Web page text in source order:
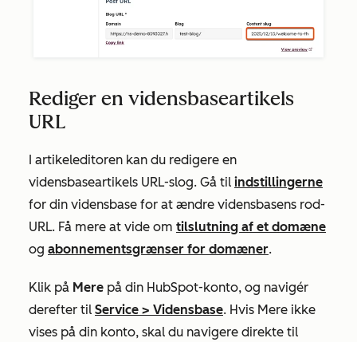
Rediger en vidensbaseartikels
URL
I artikeleditoren kan du redigere en
vidensbaseartikels URL-slog. Gå til indstillingerne
for din vidensbase for at ændre vidensbasens rod-
URL. Få mere at vide om tilslutning af et domæne
og abonnementsgrænser for domæner.
Klik på Mere på din HubSpot-konto, og navigér
derefter til Service > Vidensbase. Hvis Mere ikke
vises på din konto, skal du navigere direkte til